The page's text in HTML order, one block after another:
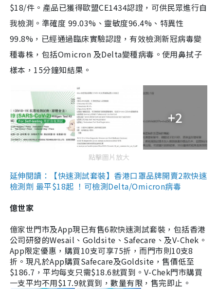
$18/件。產品已獲得歐盟CE1434認證，可供民眾進行自
我檢測。準確度 99.03%、靈敏度96.4%、特異性
99.8%，已經通過臨床實驗認證，有效檢測新冠病毒變
種毒株，包括Omicron 及Delta變種病毒。使用鼻拭子
樣本，15分鐘知結果。
+2
點擊圖片放大
延伸閱讀：【快速測試套裝】香港口罩品牌開賣2款快速
檢測劑 最平$18起 ！可檢測Delta/Omicron病毒
億世家
億家世門市及App現已有售6款快速測試套裝，包括香港
公司研發的Wesail、Goldsite、Safecare、及V-Chek。
App限定優惠，購買10支可享75折，而門市則10支8
折。現凡於App購買Safecare及Goldsite，售價低至
$186.7，平均每支只需$18.6就買到。V-Chek門市購買
一支平均不用$17.9就買到，數量有限，售完即止。